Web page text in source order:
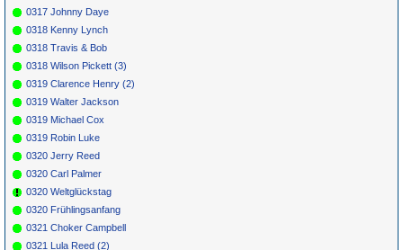
0317 Johnny Daye
0318 Kenny Lynch
0318 Travis & Bob
0318 Wilson Pickett (3)
0319 Clarence Henry (2)
0319 Walter Jackson
0319 Michael Cox
0319 Robin Luke
0320 Jerry Reed
0320 Carl Palmer
0320 Weltglückstag
0320 Frühlingsanfang
0321 Choker Campbell
0321 Lula Reed (2)